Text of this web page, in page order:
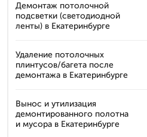
Демонтаж потолочной
подсветки (светодиодной
ленты) в Екатеринбурге
Удаление потолочных
плинтусов/багета после
демонтажа в Екатеринбурге
Вынос и утилизация
демонтированного полотна
и мусора в Екатеринбурге